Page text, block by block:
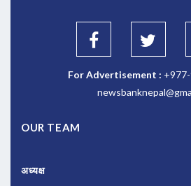
For Advertisement :
OUR TEAM
अध्यक्ष